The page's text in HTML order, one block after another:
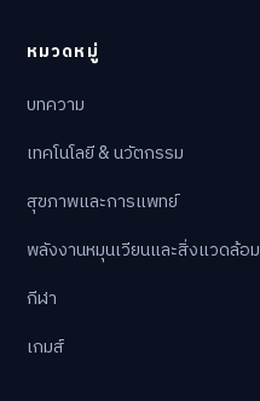
หมวดหมู่
บทความ
เทคโนโลยี & นวัตกรรม
สุขภาพและการแพทย์
พลังงานหมุนเวียนและสิ่งแวดล้อม
กีฬา
เกมส์